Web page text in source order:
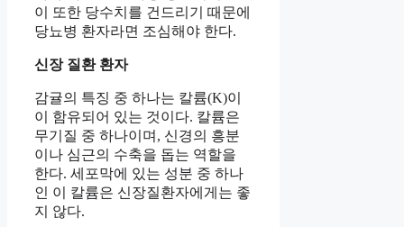
이 또한 당수치를 건드리기 때문에
당뇨병 환자라면 조심해야 한다.
신장 질환 환자
감귤의 특징 중 하나는 칼륨(K)이
이 함유되어 있는 것이다. 칼륨은
무기질 중 하나이며, 신경의 흥분
이나 심근의 수축을 돕는 역할을
한다. 세포막에 있는 성분 중 하나
인 이 칼륨은 신장질환자에게는 좋
지 않다.